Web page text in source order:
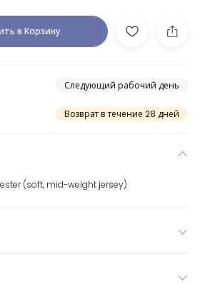
в Корзину
Следующий рабочий день
Возврат в течение 28 дней
(soft, mid-weight jersey)